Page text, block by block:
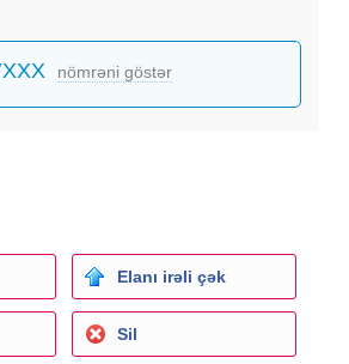
nömrəni göstər
Elanı irəli çək
Sil